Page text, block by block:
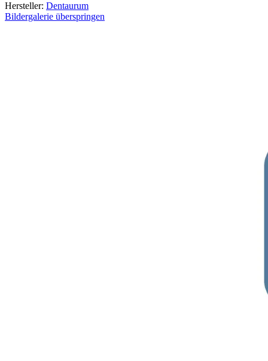
Hersteller: Dentaurum
Bildergalerie überspringen